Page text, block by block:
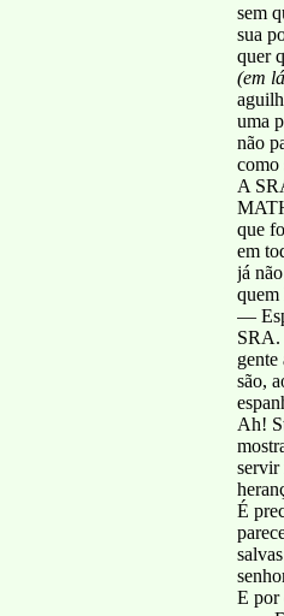
sem
sua
quer
(em
uma
não
como
A
que
em
já
—
SRA.
gente
são,
Ah!
servir
É
E por